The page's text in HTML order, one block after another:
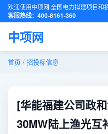
欢迎使用中项网·全国电力拟建项目和
客服热线：400-8161-360
中项网
首页 / 招投标信息
[华能福建公司政
30MW陆上渔光互